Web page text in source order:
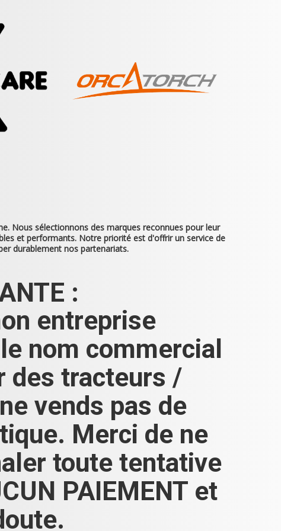
Nous sélectionnons des marques reconnues pour leur
et performants. Notre priorité est d'offrir un service de
durablement nos partenariats.
:
entreprise
nom commercial
des tracteurs /
vends pas de
Merci de ne
toute tentative
PAIEMENT et